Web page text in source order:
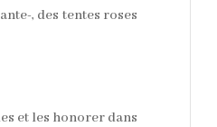
, des tentes roses
et les honorer dans